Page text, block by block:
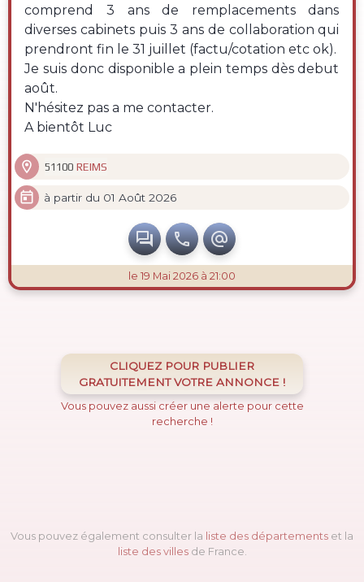
comprend 3 ans de remplacements dans
diverses cabinets puis 3 ans de collaboration qui
prendront fin le 31 juillet (factu/cotation etc ok).
Je suis donc disponible a plein temps dès debut
août.
N'hésitez pas a me contacter.
A bientôt Luc
 51100 REIMS
 à partir du 01 Août 2026
  
le 19 Mai 2026 à 21:00
CLIQUEZ POUR PUBLIER
GRATUITEMENT VOTRE ANNONCE !
Vous pouvez aussi créer une alerte pour cette
recherche !
Vous pouvez également consulter la liste des départements et la
liste des villesde France.